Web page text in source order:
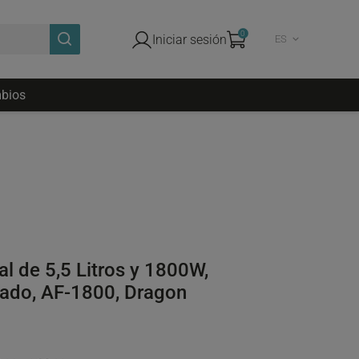
Iniciar sesión 0 ES
de 5,5 Litros y 1800W,
AF-1800, Dragon